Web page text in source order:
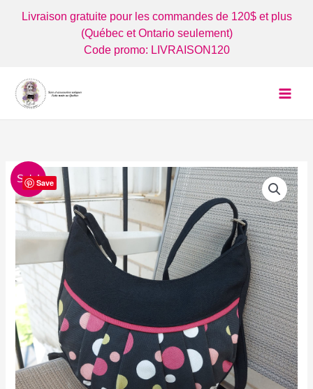
Livraison gratuite pour les commandes de 120$ et plus
(Québec et Ontario seulement)
Code promo: LIVRAISON120
Sale!Save